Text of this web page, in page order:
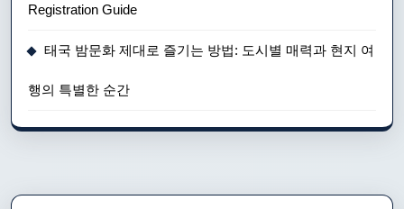
Registration Guide
태국 밤문화 제대로 즐기는 방법: 도시별 매력과 현지 여
행의 특별한 순간